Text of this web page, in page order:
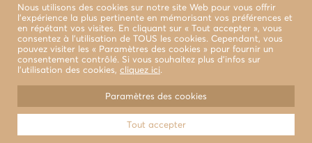
boutiques
livraison et retour
conditions générales de vente
© 2022 LA BENJAMINE Tous droits réservés
Design & PhotographiesWEAREMB.
Nous utilisons des cookies sur notre site Web pour vous offrir
l'expérience la plus pertinente en mémorisant vos préférences et
en répétant vos visites. En cliquant sur « Tout accepter », vous
consentez à l'utilisation de TOUS les cookies. Cependant, vous
pouvez visiter les « Paramètres des cookies » pour fournir un
consentement contrôlé. Si vous souhaitez plus d’infos sur
l’utilisation des cookies, cliquez ici.
Paramètres des cookies
Tout accepter